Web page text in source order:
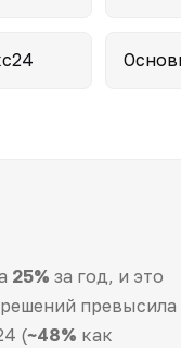
25% за год, и это
превысила
(~48% как